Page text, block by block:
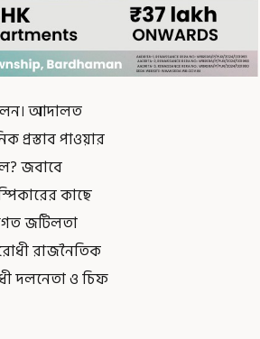
আদালত
পাওয়ার
জবাবে
কাছে
জটিলতা
রাজনৈতিক
দলনেতা ও চিফ